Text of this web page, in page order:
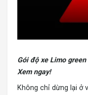
Gói độ xe Limo
Xem ngay!
Không chỉ dừng lại ở